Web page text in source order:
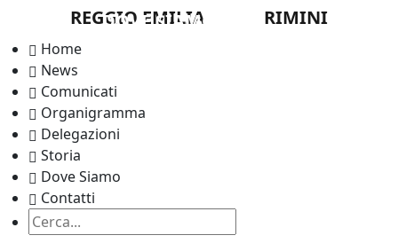
DOVE SIAMO
REGGIO EMILIA
RIMINI
Home
News
Comunicati
Organigramma
Delegazioni
Storia
Dove Siamo
Contatti